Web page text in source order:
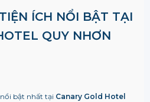
ÍCH NỔI BẬT TẠI
QUY NHƠN
bật nhất tại Canary Gold Hotel